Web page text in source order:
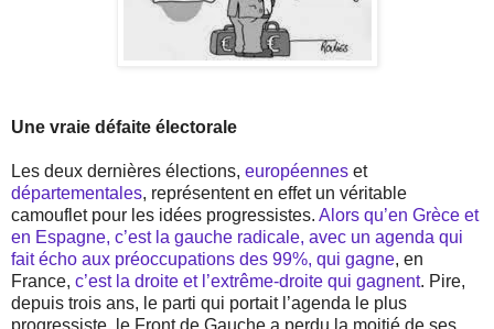
Une vraie défaite électorale
Les deux dernières élections, européennes et
départementales, représentent en effet un véritable
camouflet pour les idées progressistes. Alors qu’en Grèce et
en Espagne, c’est la gauche radicale, avec un agenda qui
fait écho aux préoccupations des 99%, qui gagne, en
France, c’est la droite et l’extrême-droite qui gagnent. Pire,
depuis trois ans, le parti qui portait l’agenda le plus
progressiste, le Front de Gauche a perdu la moitié de ses